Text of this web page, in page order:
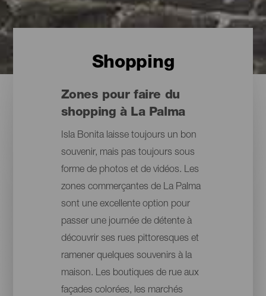
Shopping
Zones pour faire du
shopping à La Palma
Isla Bonita laisse toujours un bon
souvenir, mais pas toujours sous
forme de photos et de vidéos. Les
zones commerçantes de La Palma
sont une excellente option pour
passer une journée de détente à
découvrir ses rues pittoresques et
ramener quelques souvenirs à la
maison. Les boutiques de rue aux
façades colorées, les marchés